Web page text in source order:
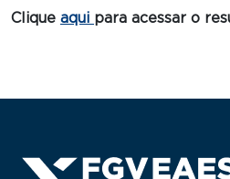
Clique aqui para acessar o